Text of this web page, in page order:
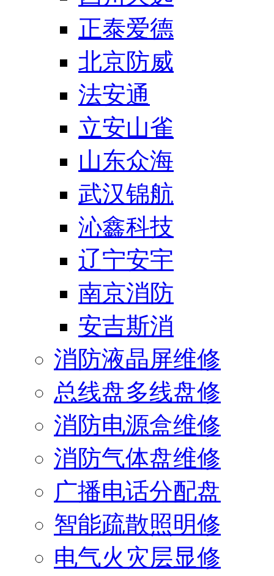
正泰爱德
北京防威
法安通
立安山雀
山东众海
武汉锦航
沁鑫科技
辽宁安宇
南京消防
安吉斯消
消防液晶屏维修
总线盘多线盘修
消防电源盒维修
消防气体盘维修
广播电话分配盘
智能疏散照明修
电气火灾层显修